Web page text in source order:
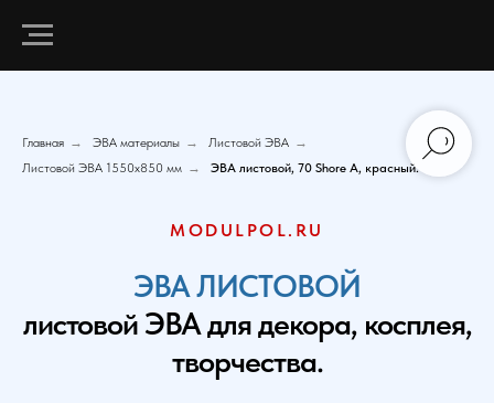
Главная → ЭВА материалы → Листовой ЭВА →
Листовой ЭВА 1550х850 мм → ЭВА листовой, 70 Shore A, красный.
MODULPOL.RU
ЭВА ЛИСТОВОЙ
листовой ЭВА для декора, косплея,
творчества.